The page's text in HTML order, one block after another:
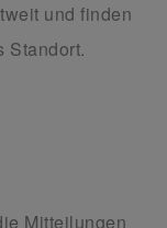
und finden
Standort.
Mitteilungen